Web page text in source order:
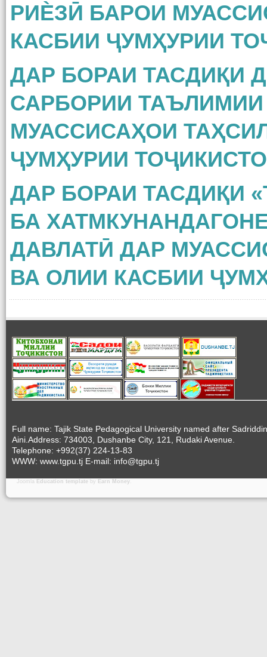
РИЀЗӢ БАРОИ
КАСБИИ ҶУМҲУРИИ
ДАР БОРАИ ТАСДИҚИ
САРБОРИИ
МУАССИСАҲОИ
ҶУМҲУРИИ
ДАР БОРАИ ТАСДИҚИ
БА
ДАВЛАТӢ ДАР
ВА ОЛИИ КАСБИИ
Full name: Tajik State Pedagogical University named after Sadriddin
Aini.Address: 734003, Dushanbe City, 121, Rudaki Avenue.
Telephone: +992(37) 224-13-83
WWW: www.tgpu.tj E-mail: info@tgpu.tj
Joomla Education template by Earn Money.